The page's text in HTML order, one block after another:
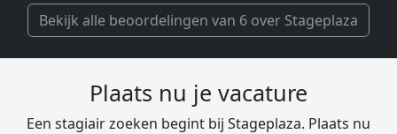
Bekijk alle beoordelingen van 6 over Stageplaza
Plaats nu je vacature
Een stagiair zoeken begint bij Stageplaza. Plaats nu